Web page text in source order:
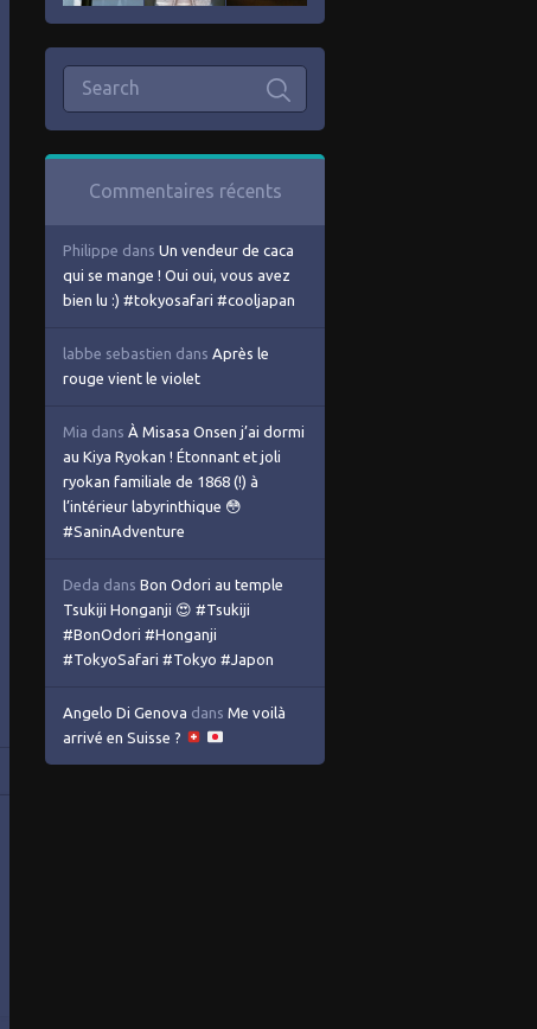
Commentaires récents
Philippe dans Un vendeur de caca
qui se mange ! Oui oui, vous avez
bien lu :) #tokyosafari #cooljapan
labbe sebastien dans Après le
rouge vient le violet
Mia dans À Misasa Onsen j’ai dormi
au Kiya Ryokan ! Étonnant et joli
ryokan familiale de 1868 (!) à
l’intérieur labyrinthique 😳
#SaninAdventure
Deda dans Bon Odori au temple
Tsukiji Honganji 😍 #Tsukiji
#BonOdori #Honganji
#TokyoSafari #Tokyo #Japon
Angelo Di Genova dans Me voilà
arrivé en Suisse ?